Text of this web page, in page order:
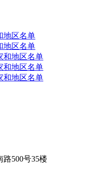
地区名单
地区名单
和地区名单
和地区名单
和地区名单
路500号35楼